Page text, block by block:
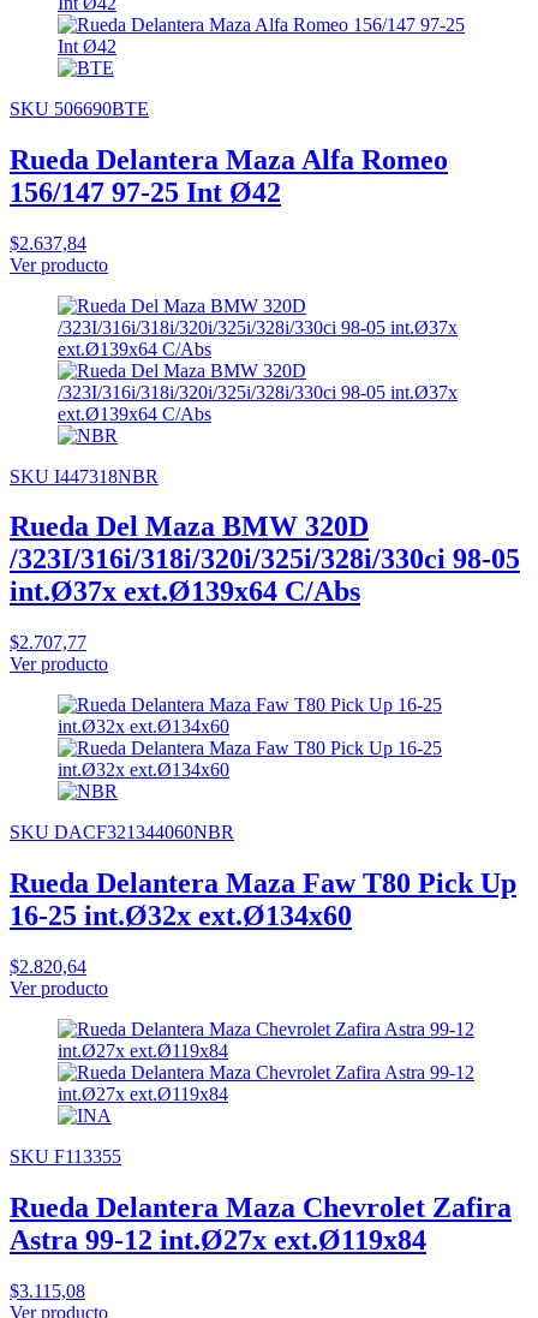
SKU 506690BTE
Rueda Delantera Maza Alfa Romeo
156/147 97-25 Int Ø42
$2.637,84
Ver producto
SKU I447318NBR
Rueda Del Maza BMW 320D
/323I/316i/318i/320i/325i/328i/330ci 98-05
int.Ø37x ext.Ø139x64 C/Abs
$2.707,77
Ver producto
SKU DACF321344060NBR
Rueda Delantera Maza Faw T80 Pick Up
16-25 int.Ø32x ext.Ø134x60
$2.820,64
Ver producto
SKU F113355
Rueda Delantera Maza Chevrolet Zafira
Astra 99-12 int.Ø27x ext.Ø119x84
$3.115,08
Ver producto